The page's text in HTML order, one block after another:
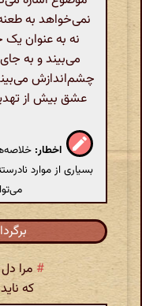
نمی‌خواهد به
نه به عنوان یک
می‌بیند و به
چشم‌اندازش
عشق بیش از
اخطار:
بسیاری از موارد
# مرا
که